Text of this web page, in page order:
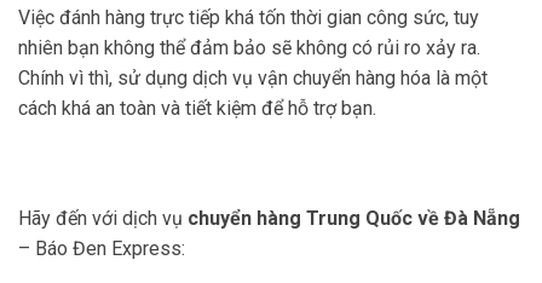
Việc đánh hàng trực tiếp khá tốn thời gian công sức, tuy
nhiên bạn không thể đảm bảo sẽ không có rủi ro xảy ra.
Chính vì thì, sử dụng dịch vụ vận chuyển hàng hóa là một
cách khá an toàn và tiết kiệm để hỗ trợ bạn.
Hãy đến với dịch vụ chuyển hàng Trung Quốc về Đà Nẵng
– Báo Đen Express: